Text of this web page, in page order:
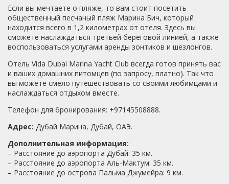
Если вы мечтаете о пляже, то вам стоит посетить
общественный песчаный пляж Марина Бич, который
находится всего в 1,2 километрах от отеля. Здесь вы
сможете наслаждаться третьей береговой линией, а также
воспользоваться услугами аренды зонтиков и шезлонгов.
Отель Vida Dubai Marina Yacht Club всегда готов принять вас
и ваших домашних питомцев (по запросу, платно). Так что
вы можете смело путешествовать со своими любимцами и
наслаждаться отдыхом вместе.
Телефон для бронирования: +97145508888.
Адрес: Дубай Марина, Дубай, ОАЭ.
Дополнительная информация:
– Расстояние до аэропорта Дубай: 35 км.
– Расстояние до аэропорта Аль-Мактум: 35 км.
– Расстояние до острова Пальма Джумейра: 9 км.